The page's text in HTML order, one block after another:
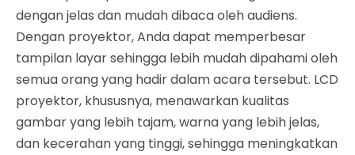
dengan jelas dan mudah dibaca oleh audiens.
Dengan proyektor, Anda dapat memperbesar
tampilan layar sehingga lebih mudah dipahami oleh
semua orang yang hadir dalam acara tersebut. LCD
proyektor, khususnya, menawarkan kualitas
gambar yang lebih tajam, warna yang lebih jelas,
dan kecerahan yang tinggi, sehingga meningkatkan